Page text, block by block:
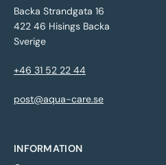
Backa Strandgata 16
422 46 Hisings Backa
Sverige
+46 31 52 22 44
post@aqua-care.se
INFORMATION